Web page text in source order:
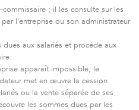
; il les consulte sur les
l'entreprise ou son administrateur
aux salariés et procède aux
apparaît impossible, le
met en œuvre la cession
ou la vente séparée de ses
les sommes dues par les